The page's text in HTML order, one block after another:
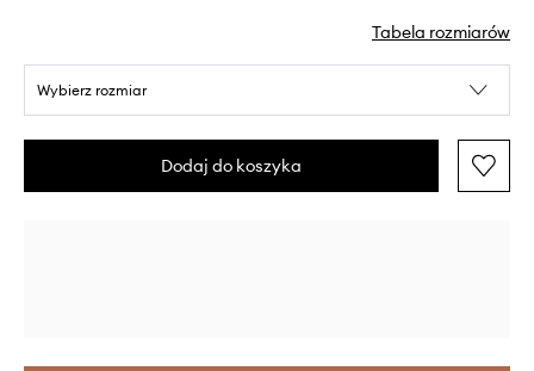
Tabela rozmiarów
Wybierz rozmiar
Dodaj do koszyka